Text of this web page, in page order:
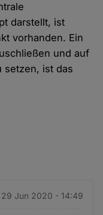
darstellt, ist
vorhanden. Ein
und auf
setzen, ist das
29 Jun 2020 - 14:49